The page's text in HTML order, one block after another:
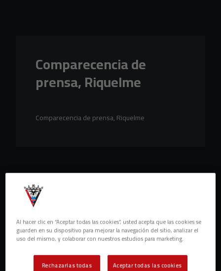
Comparecencia de
prensa, Riquelme
Comparecencia de prensa, Riquelme
Al hacer clic en “Aceptar todas las cookies”, usted acepta que las cookies se
guarden en su dispositivo para mejorar la navegación del sitio, analizar el
uso del mismo, y colaborar con nuestros estudios para marketing.
Rechazarlas todas Aceptar todas las cookies